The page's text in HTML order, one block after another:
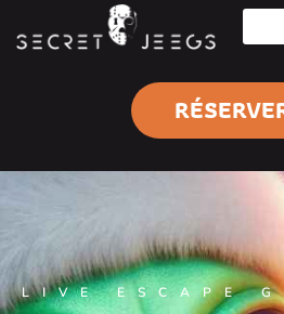
LIVE ESCAPE